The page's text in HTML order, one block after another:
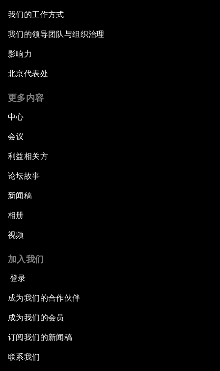
我们的工作方式
我们的领导团队与组织治理
影响力
北京代表处
更多内容
中心
会议
利益相关方
论坛故事
新闻稿
相册
视频
加入我们
登录
成为我们的合作伙伴
成为我们的会员
订阅我们的新闻稿
联系我们